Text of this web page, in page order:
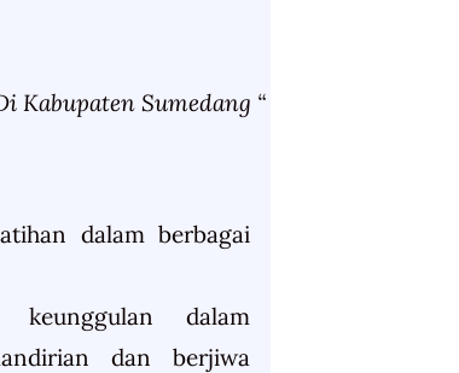
Kabupaten Sumedang “
dalam berbagai
dalam
dan berjiwa